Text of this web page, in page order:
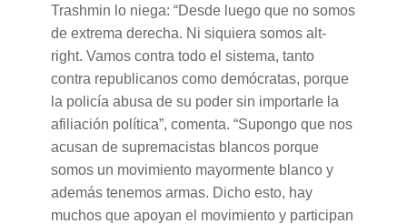
Trashmin lo niega: “Desde luego que no somos
de extrema derecha. Ni siquiera somos alt-
right. Vamos contra todo el sistema, tanto
contra republicanos como demócratas, porque
la policía abusa de su poder sin importarle la
afiliación política”, comenta. “Supongo que nos
acusan de supremacistas blancos porque
somos un movimiento mayormente blanco y
además tenemos armas. Dicho esto, hay
muchos que apoyan el movimiento y participan